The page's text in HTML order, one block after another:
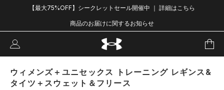
【最大75%OFF】シークレットセール開催中 ｜ 詳細はこちら
商品のお届けに関するお知らせ
ウィメンズ＋ユニセックス トレーニング レギンス&
タイツ＋スウェット＆フリース